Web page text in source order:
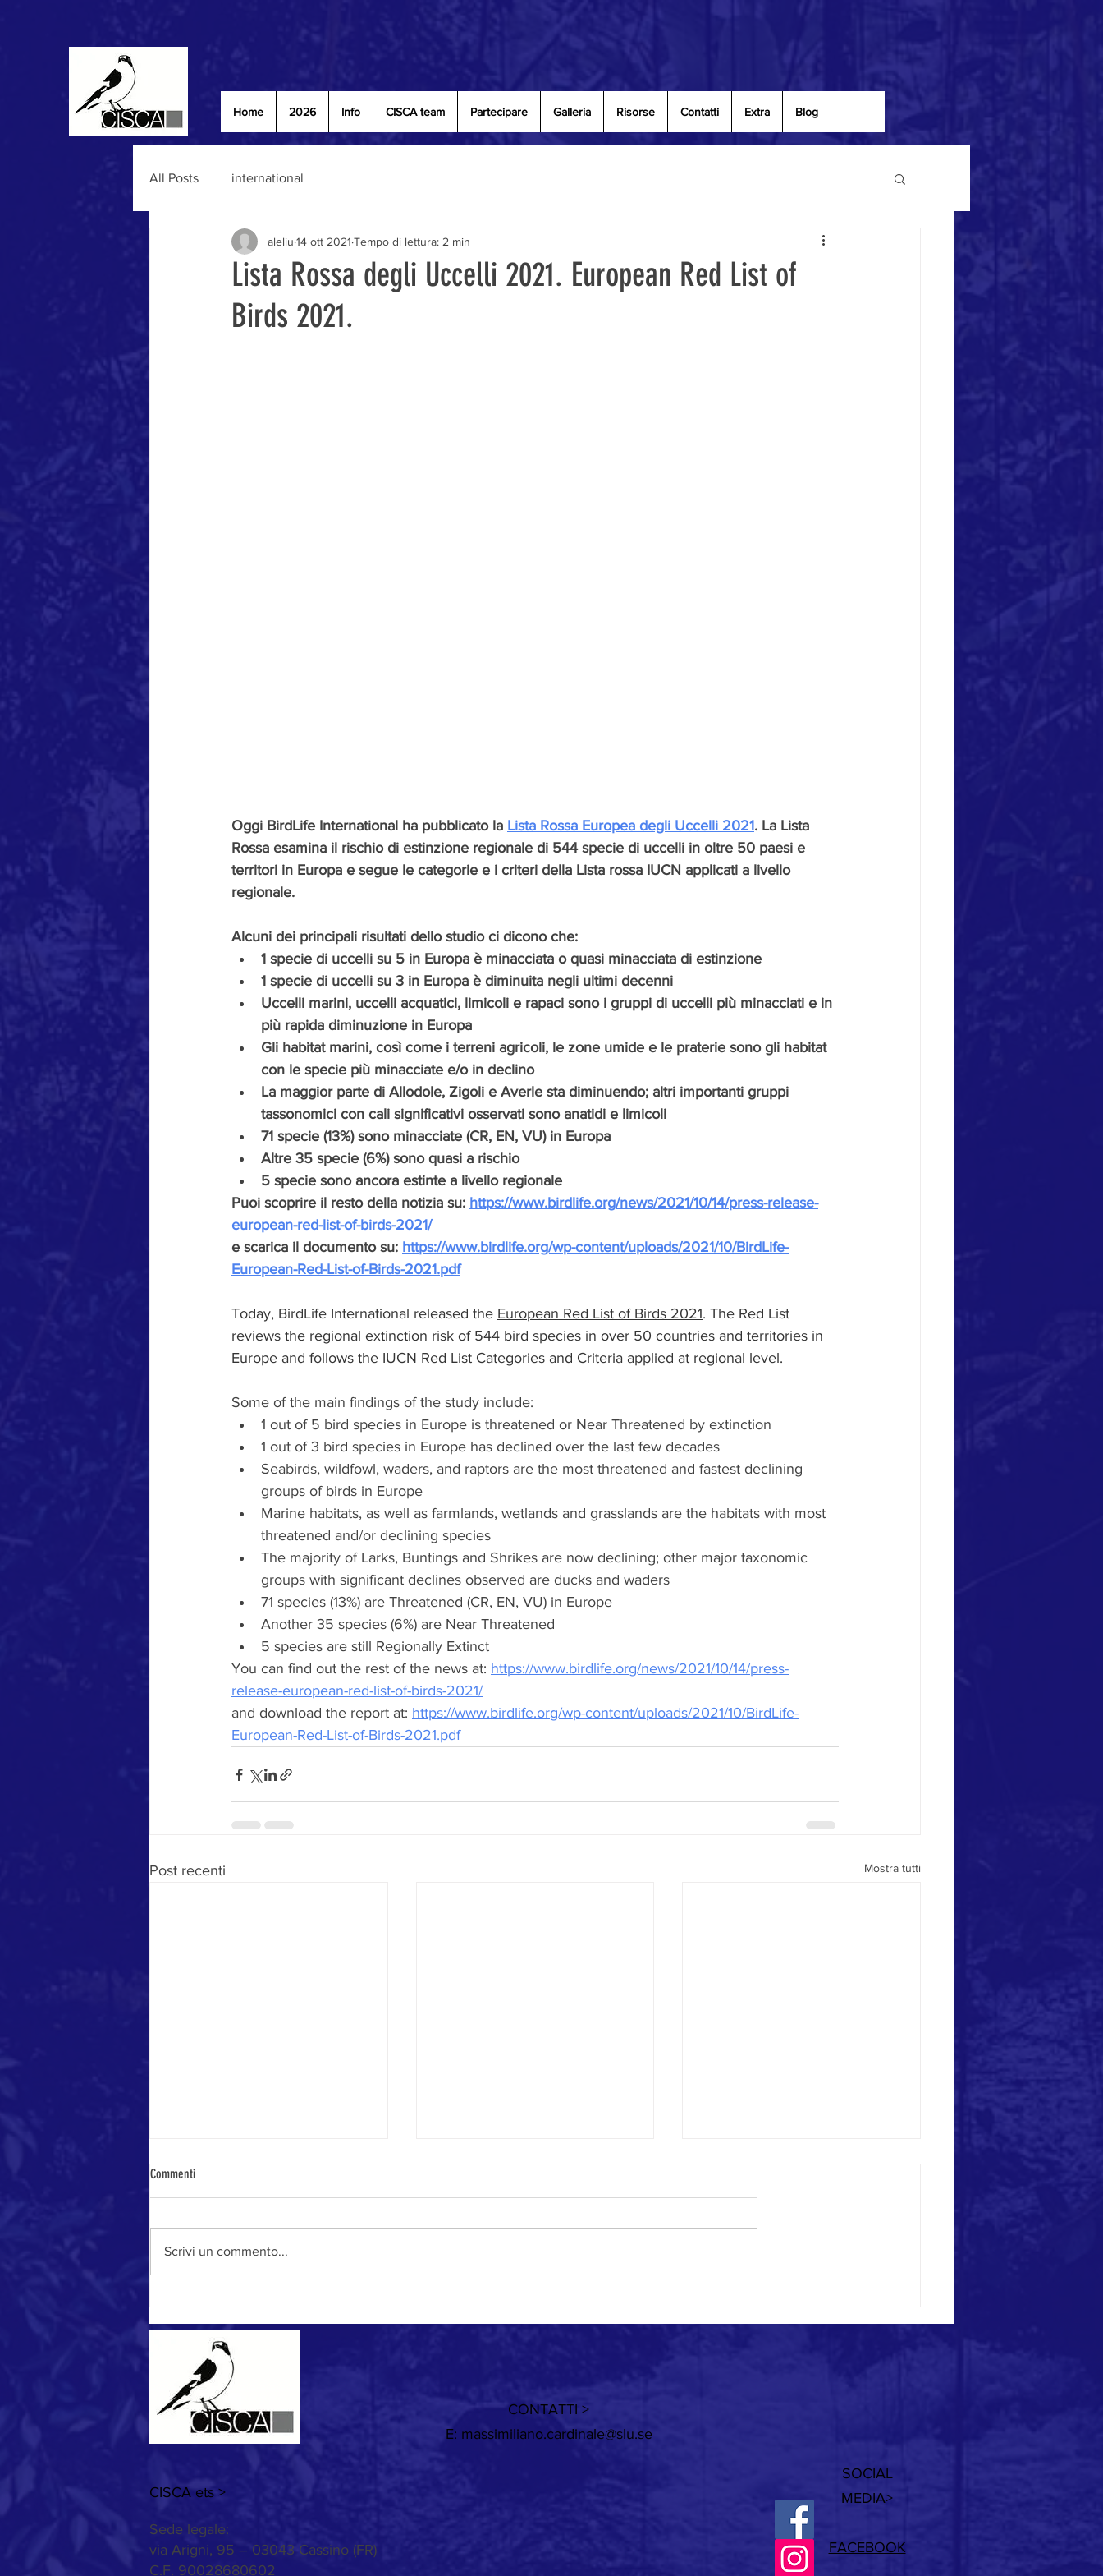
Home 2026 Info CISCA team Partecipare Galleria Risorse Contatti Extra Blog
All Posts international
Lista Rossa degli Uccelli 2021. European Red List of
Birds 2021.
aleliu 14 ott 2021 Tempo di lettura: 2 min
Oggi BirdLife International ha pubblicato la Lista Rossa Europea degli Uccelli 2021. La Lista
Rossa esamina il rischio di estinzione regionale di 544 specie di uccelli in oltre 50 paesi e
territori in Europa e segue le categorie e i criteri della Lista rossa IUCN applicati a livello
regionale.
Alcuni dei principali risultati dello studio ci dicono che:
1 specie di uccelli su 5 in Europa è minacciata o quasi minacciata di estinzione
1 specie di uccelli su 3 in Europa è diminuita negli ultimi decenni
Uccelli marini, uccelli acquatici, limicoli e rapaci sono i gruppi di uccelli più minacciati e in
più rapida diminuzione in Europa
Gli habitat marini, così come i terreni agricoli, le zone umide e le praterie sono gli habitat
con le specie più minacciate e/o in declino
La maggior parte di Allodole, Zigoli e Averle sta diminuendo; altri importanti gruppi
tassonomici con cali significativi osservati sono anatidi e limicoli
71 specie (13%) sono minacciate (CR, EN, VU) in Europa
Altre 35 specie (6%) sono quasi a rischio
5 specie sono ancora estinte a livello regionale
Puoi scoprire il resto della notizia su: https://www.birdlife.org/news/2021/10/14/press-release-
european-red-list-of-birds-2021/
e scarica il documento su: https://www.birdlife.org/wp-content/uploads/2021/10/BirdLife-
European-Red-List-of-Birds-2021.pdf
Today, BirdLife International released the European Red List of Birds 2021. The Red List
reviews the regional extinction risk of 544 bird species in over 50 countries and territories in
Europe and follows the IUCN Red List Categories and Criteria applied at regional level.
Some of the main findings of the study include:
1 out of 5 bird species in Europe is threatened or Near Threatened by extinction
1 out of 3 bird species in Europe has declined over the last few decades
Seabirds, wildfowl, waders, and raptors are the most threatened and fastest declining
groups of birds in Europe
Marine habitats, as well as farmlands, wetlands and grasslands are the habitats with most
threatened and/or declining species
The majority of Larks, Buntings and Shrikes are now declining; other major taxonomic
groups with significant declines observed are ducks and waders
71 species (13%) are Threatened (CR, EN, VU) in Europe
Another 35 species (6%) are Near Threatened
5 species are still Regionally Extinct
You can find out the rest of the news at: https://www.birdlife.org/news/2021/10/14/press-
release-european-red-list-of-birds-2021/
and download the report at: https://www.birdlife.org/wp-content/uploads/2021/10/BirdLife-
European-Red-List-of-Birds-2021.pdf
Post recenti Mostra tutti
Commenti
Scrivi un commento...
CISCA ets >
Sede legale:
via Arigni, 95 – 03043 Cassino (FR)
C.F. 90028680602
CONTATTI >
E: massimiliano.cardinale@slu.se
SOCIAL
MEDIA>
FACEBOOK